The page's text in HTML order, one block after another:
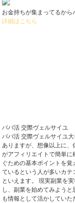
お金持ちが集まってるから
詳細はこちら
パパ活 交際ヴェルサイユ
パパ活 交際ヴェルサイユ
ありますが、想像以上に
がアフィリエイトで簡単
ぐための基本ポイントを
ているという人が多いカテ
といえます。 現実副業を
し、副業を始めてみよう
も情報として活かしてい